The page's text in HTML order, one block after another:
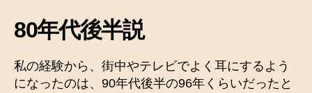
80年代後半説
私の経験から、街中やテレビでよく耳にするよう
になったのは、90年代後半の96年くらいだったと